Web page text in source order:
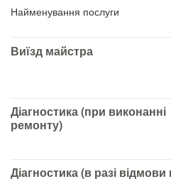
Найменування послуги
Виїзд майстра
Діагностика (при виконанні
ремонту)
Діагностика (в разі відмови